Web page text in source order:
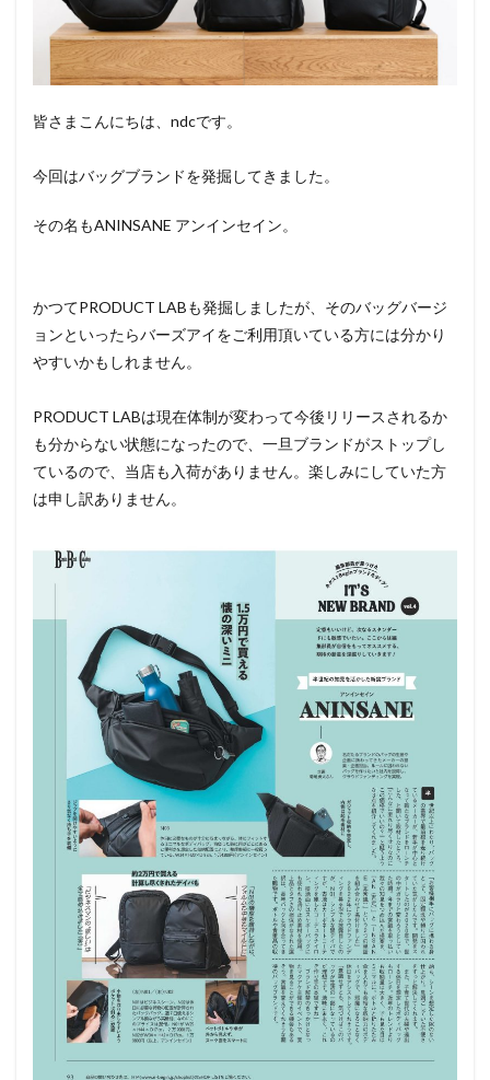
皆さまこんにちは、ndcです。
今回はバッグブランドを発掘してきました。
その名もANINSANE アンインセイン。
かつてPRODUCT LABも発掘しましたが、そのバッグバージ
ョンといったらバーズアイをご利用頂いている方には分かり
やすいかもしれません。
PRODUCT LABは現在体制が変わって今後リリースされるか
も分からない状態になったので、一旦ブランドがストップし
ているので、当店も入荷がありません。楽しみにしていた方
は申し訳ありません。